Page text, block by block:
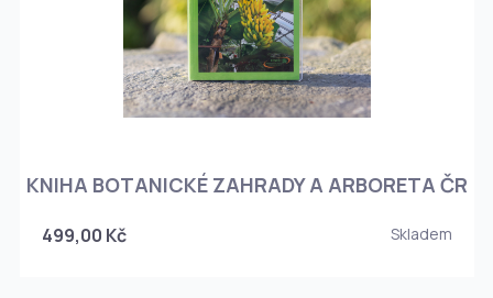
KNIHA BOTANICKÉ ZAHRADY A ARBORETA ČR
499,00 Kč Skladem